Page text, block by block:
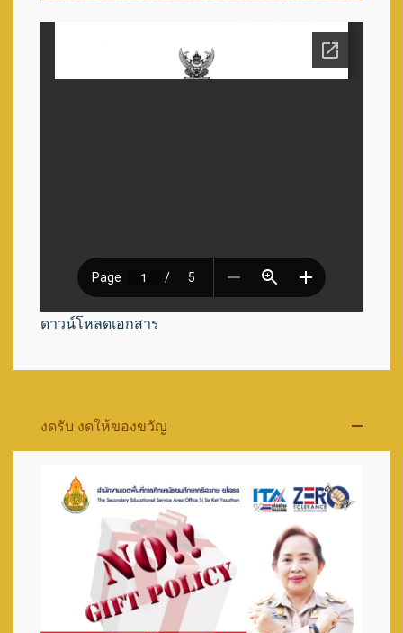
ดาวน์โหลดเอกสาร
งดรับ งดให้ของขวัญ